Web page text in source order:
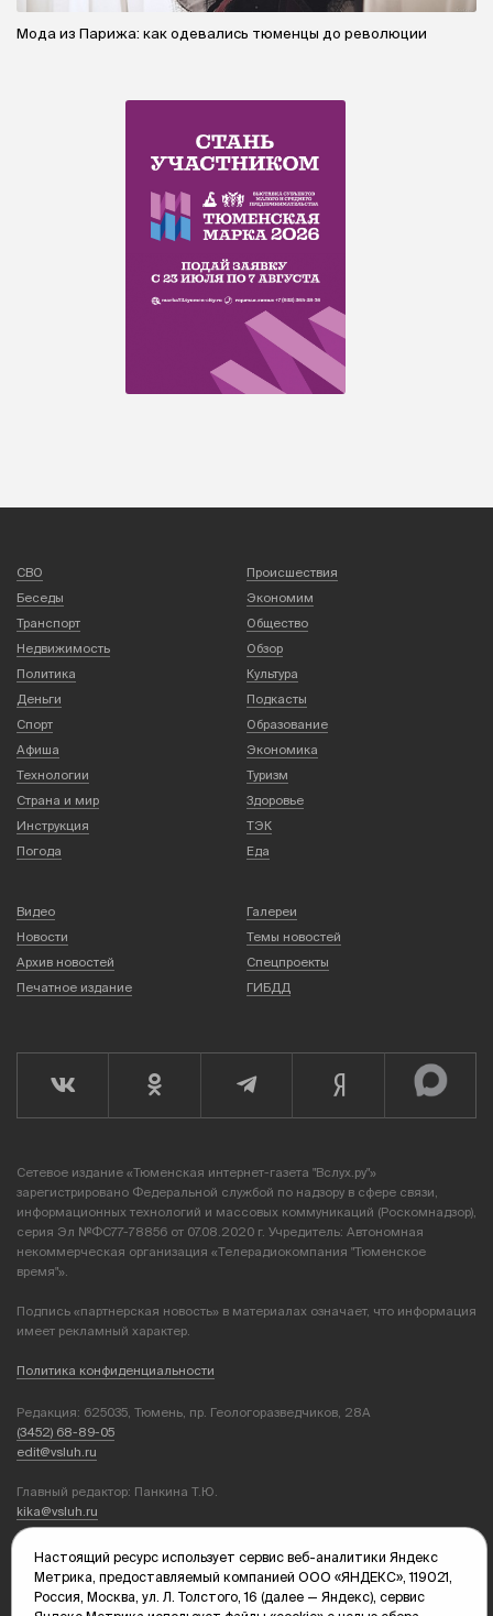
Мода из Парижа: как одевались тюменцы до революции
СВО
Происшествия
Беседы
Экономим
Транспорт
Общество
Недвижимость
Обзор
Политика
Культура
Деньги
Подкасты
Спорт
Образование
Афиша
Экономика
Технологии
Туризм
Страна и мир
Здоровье
Инструкция
ТЭК
Погода
Еда
Видео
Галереи
Новости
Темы новостей
Архив новостей
Спецпроекты
Печатное издание
ГИБДД
Сетевое издание «Тюменская интернет-газета "Вслух.ру"»
зарегистрировано Федеральной службой по надзору в сфере связи,
информационных технологий и массовых коммуникаций (Роскомнадзор),
серия Эл №ФС77-78856 от 07.08.2020 г. Учредитель: Автономная
некоммерческая организация «Телерадиокомпания "Тюменское
время"».
Подпись «партнерская новость» в материалах означает, что информация
имеет рекламный характер.
Политика конфиденциальности
Редакция: 625035, Тюмень, пр. Геологоразведчиков, 28А
(3452) 68-89-05
edit@vsluh.ru
Главный редактор: Панкина Т.Ю.
kika@vsluh.ru
По вопросам рекламы:
(3452) 68-89-78
kotovaev@sibinformburo.ru
mim@vsluh.ru
Настоящий ресурс использует сервис веб-аналитики Яндекс
Метрика, предоставляемый компанией ООО «ЯНДЕКС», 119021,
Россия, Москва, ул. Л. Толстого, 16 (далее — Яндекс), сервис